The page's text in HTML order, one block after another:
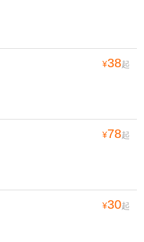
¥38起
¥78起
¥30起